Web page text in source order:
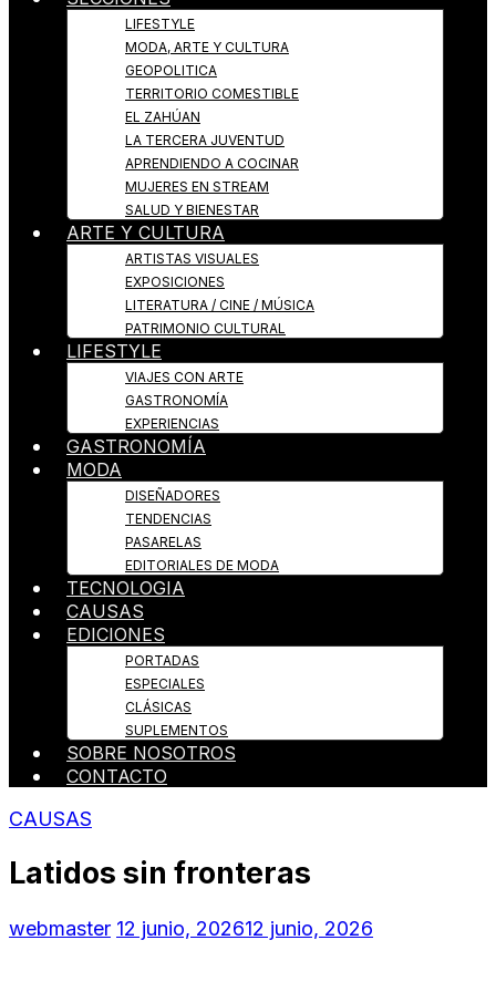
LIFESTYLE
MODA, ARTE Y CULTURA
GEOPOLITICA
TERRITORIO COMESTIBLE
EL ZAHÚAN
LA TERCERA JUVENTUD
APRENDIENDO A COCINAR
MUJERES EN STREAM
SALUD Y BIENESTAR
ARTE Y CULTURA
ARTISTAS VISUALES
EXPOSICIONES
LITERATURA / CINE / MÚSICA
PATRIMONIO CULTURAL
LIFESTYLE
VIAJES CON ARTE
GASTRONOMÍA
EXPERIENCIAS
GASTRONOMÍA
MODA
DISEÑADORES
TENDENCIAS
PASARELAS
EDITORIALES DE MODA
TECNOLOGIA
CAUSAS
EDICIONES
PORTADAS
ESPECIALES
CLÁSICAS
SUPLEMENTOS
SOBRE NOSOTROS
CONTACTO
CAUSAS
Latidos sin fronteras
webmaster 12 junio, 202612 junio, 2026